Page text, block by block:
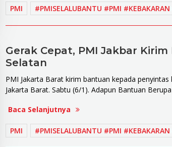
PMI #PMISELALUBANTU #PMI
Gerak Cepat, PMI Jakbar
Selatan
PMI Jakarta Barat kirim bantuan kepada
Jakarta Barat. Sabtu (6/1). Adapun Bantuan
Baca Selanjutnya
PMI #PMISELALUBANTU #PMI